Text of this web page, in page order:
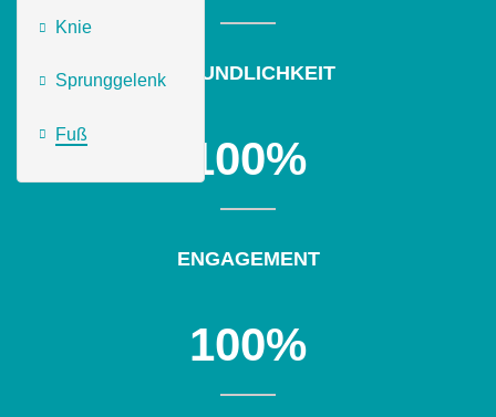
Knie
Sprunggelenk
Fuß
FREUNDLICHKEIT
100%
ENGAGEMENT
100%